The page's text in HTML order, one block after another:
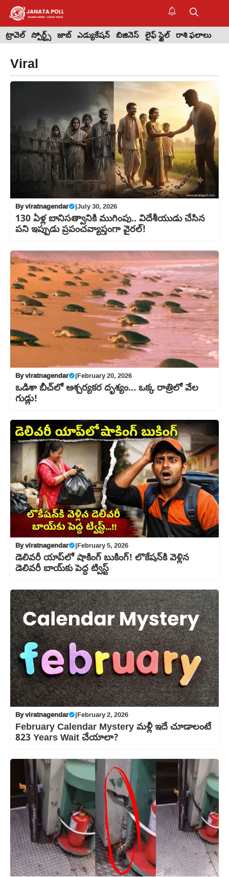
Skip
content
ట్రావెల్ స్పోర్ట్స్ జాబ్ ఎడ్యుకేషన్ బిజినెస్ లైఫ్ స్టైల్ రాశి ఫలాలు
Viral
Byviratnagendar |July 30, 2026
130 ఏళ్ల బానిసత్వానికి ముగింపు.. విదేశీయుడు చేసిన
పని ఇప్పుడు ప్రపంచవ్యాప్తంగా వైరల్!
Byviratnagendar |February 20, 2026
ఒడిశా బీచ్‌లో ఆశ్చర్యకర దృశ్యం… ఒక్క రాత్రిలో వేల
గుడ్లు!
Byviratnagendar |February 5, 2026
డెలివరీ యాప్‌లో షాకింగ్ బుకింగ్! లొకేషన్‌కి వెళ్లిన
డెలివరీ బాయ్‌కు పెద్ద ట్విస్ట్
Byviratnagendar |February 2, 2026
February Calendar Mystery మళ్లీ ఇదే చూడాలంటే
823 Years Wait చేయాలా?